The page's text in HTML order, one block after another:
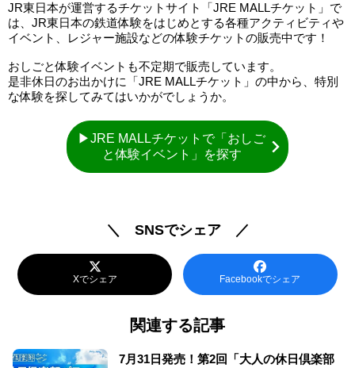
JR東日本が運営するチケットサイト「JRE MALLチケット」で
は、JR東日本の鉄道体験をはじめとする各種アクティビティや
イベント、レジャー施設などの体験チケットの販売中です！
おしごと体験イベントも不定期で販売しています。
是非休日のお出かけに「JRE MALLチケット」の中から、特別
な体験を探してみてはいかがでしょうか。
▶JRE MALLチケットで「おしご
と体験イベント」を探す
＼ SNSでシェア ／
Xでシェア Facebookでシェア
関連する記事
7月31日発売！第2回「大人の休日倶楽部